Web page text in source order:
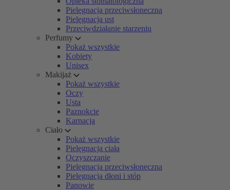
Pielęgnacja przeciwsłoneczna
Pielęgnacja ust
Przeciwdziałanie starzeniu
Perfumy
Pokaż wszystkie
Kobiety
Unisex
Makijaż
Pokaż wszystkie
Oczy
Usta
Paznokcie
Karnacja
Ciało
Pokaż wszystkie
Pielęgnacja ciała
Oczyszczanie
Pielęgnacja przeciwsłoneczna
Pielęgnacja dłoni i stóp
Panowie